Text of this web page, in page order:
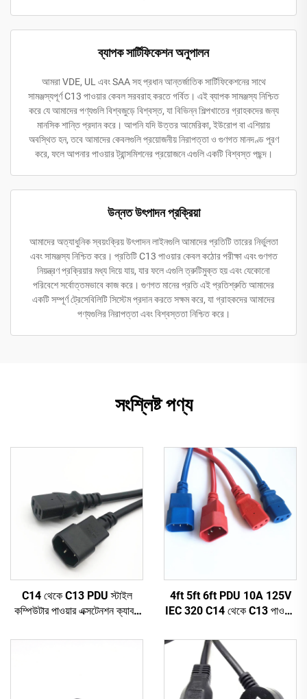
ব্যাপক সার্টিফিকেশন অনুপালন
আমরা VDE, UL এবং SAA সহ প্রধান আন্তর্জাতিক সার্টিফিকেশনের সাথে
সামঞ্জস্যপূর্ণ C13 পাওয়ার কেবল সরবরাহ করতে গর্বিত। এই ব্যাপক সামঞ্জস্য নিশ্চিত
করে যে আমাদের পণ্যগুলি বিশ্বজুড়ে বিশ্বস্ত, যা বিভিন্ন শিল্পখাতের গ্রাহকদের জন্য
মানসিক শান্তি প্রদান করে। আপনি যদি উত্তর আমেরিকা, ইউরোপ বা এশিয়ায়
অবস্থিত হন, তবে আমাদের কেবলগুলি প্রয়োজনীয় নিরাপত্তা ও গুণগত মানদণ্ড পূরণ
করে, ফলে আপনার পাওয়ার ট্রান্সমিশনের প্রয়োজনে এগুলি একটি বিশ্বস্ত পছন্দ।
উন্নত উৎপাদন প্রক্রিয়া
আমাদের অত্যাধুনিক স্বয়ংক্রিয় উৎপাদন লাইনগুলি আমাদের প্রতিটি তারের নির্ভুলতা
এবং সামঞ্জস্য নিশ্চিত করে। প্রতিটি C13 পাওয়ার কেবল কঠোর পরীক্ষা এবং গুণগত
নিয়ন্ত্রণ প্রক্রিয়ার মধ্য দিয়ে যায়, যার ফলে এগুলি ত্রুটিমুক্ত হয় এবং যেকোনো
পরিবেশে সর্বোত্তমভাবে কাজ করে। গুণগত মানের প্রতি এই প্রতিশ্রুতি আমাদের
একটি সম্পূর্ণ ট্রেসেবিলিটি সিস্টেম প্রদান করতে সক্ষম করে, যা গ্রাহকদের আমাদের
পণ্যগুলির নিরাপত্তা এবং বিশ্বস্ততা নিশ্চিত করে।
সংশ্লিষ্ট পণ্য
C14 থেকে C13 PDU স্টাইল
কম্পিউটার পাওয়ার এক্সটেনশন ক্যাবল
এক্সটেনশন কর্ড 10A IEC-320-
4ft 5ft 6ft PDU 10A 125V
IEC 320 C14 থেকে C13 পাওয়ার
সাদা রঙ (অথবা কাস্টমাইজড)